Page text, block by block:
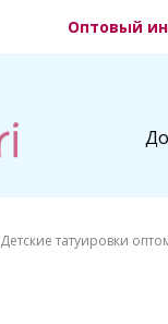
Оптовый
Детские татуировки